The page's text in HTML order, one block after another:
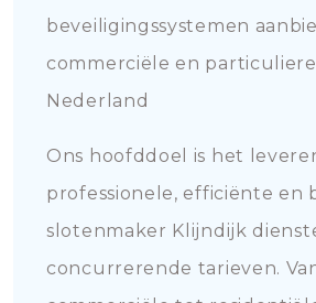
beveiligingssystemen
commerciële en
Nederland
Ons hoofddoel is het
professionele, efficiënte en
slotenmaker Klijndijk
concurrerende tarieven.